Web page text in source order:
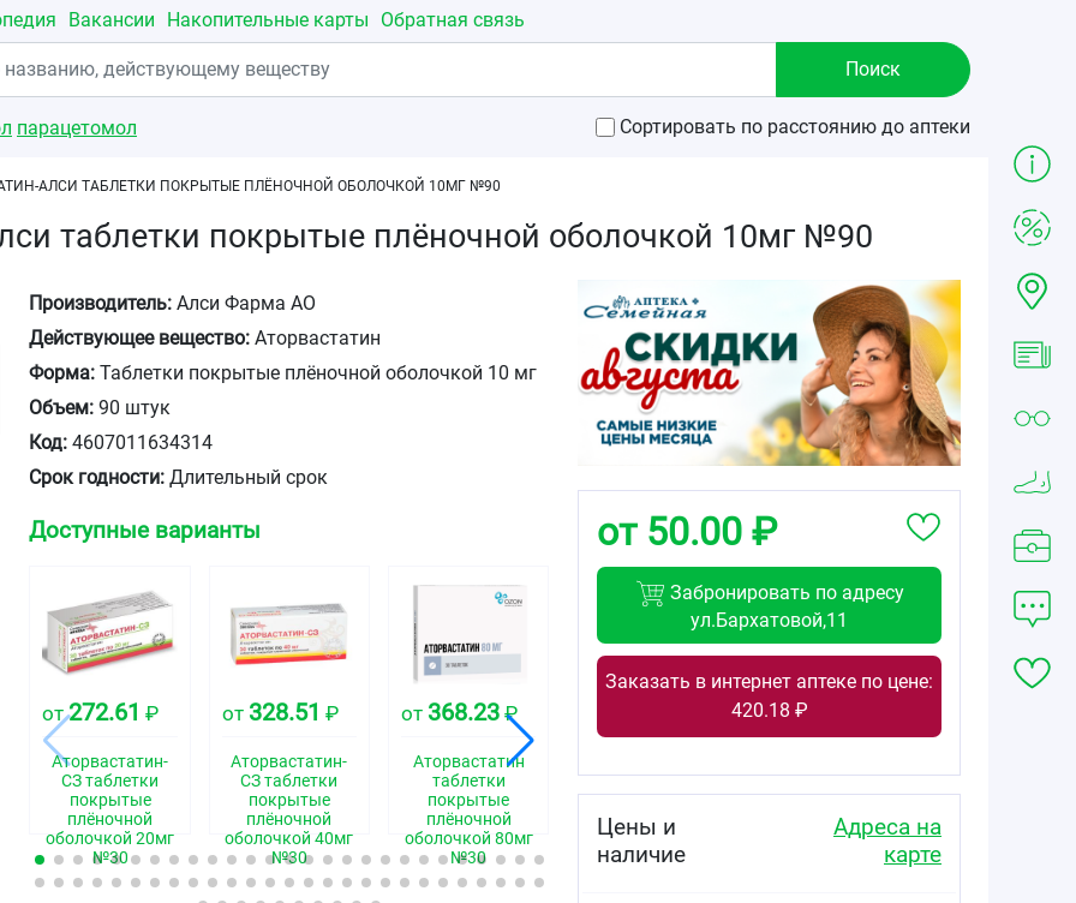
Вакансии Накопительные карты Обратная связь
парацетомол Сортировать по расстоянию до аптеки
АЛСИ ТАБЛЕТКИ ПОКРЫТЫЕ ПЛЁНОЧНОЙ ОБОЛОЧКОЙ 10МГ №90
таблетки покрытые плёночной оболочкой 10мг №90
Производитель: Алси Фарма АО
Действующее вещество: Аторвастатин
Форма: Таблетки покрытые плёночной оболочкой 10 мг
Объем: 90 штук
Код: 4607011634314
Срок годности: Длительный срок
Доступные варианты
от272.61 ₽
Аторвастатин-
СЗ таблетки
покрытые
плёночной
оболочкой 20мг
№30
от 328.51 ₽
Аторвастатин-
СЗ таблетки
покрытые
плёночной
оболочкой 40мг
№30
от 368.23 ₽
Аторвастатин
таблетки
покрытые
плёночной
оболочкой 80мг
№30
Вертекс
таблетки
покрытые
плёночной
оболочкой 10мг
от380.36
Вертекс
таблетки
покрытые
плёночной
оболочкой 20мг
от 50.00 ₽
Забронировать по адресу
ул.Бархатовой,11
Заказать в интернет аптеке по цене:
420.18 ₽
Цены и
наличие
Адреса на
карте